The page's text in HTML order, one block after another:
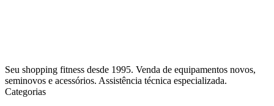
Seu shopping fitness desde 1995. Venda de equipamentos novos,
seminovos e acessórios. Assistência técnica especializada.
Categorias